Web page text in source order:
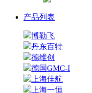
产品列表
博勒飞
丹东百特
德维创
德国GMC-I
上海佳航
上海一恒